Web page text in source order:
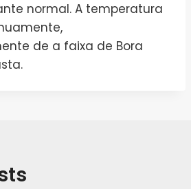
normal. A temperatura
de a faixa de Bora